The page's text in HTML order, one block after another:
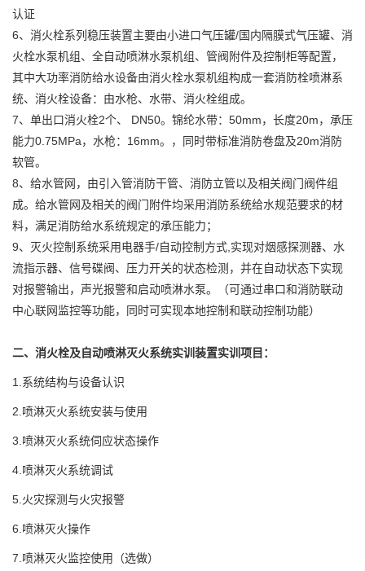
认证
6、消火栓系列稳压装置主要由小进口气压罐/国内隔膜式气压罐、消
火栓水泵机组、全自动喷淋水泵机组、管阀附件及控制柜等配置，
其中大功率消防给水设备由消火栓水泵机组构成一套消防栓喷淋系
统、消火栓设备：由水枪、水带、消火栓组成。
7、单出口消火栓2个、 DN50。锦纶水带：50mm，长度20m，承压
能力0.75MPa，水枪：16mm。，同时带标准消防卷盘及20m消防
软管。
8、给水管网，由引入管消防干管、消防立管以及相关阀门阀件组
成。给水管网及相关的阀门附件均采用消防系统给水规范要求的材
料，满足消防给水系统规定的承压能力；
9、灭火控制系统采用电器手/自动控制方式,实现对烟感探测器、水
流指示器、信号碟阀、压力开关的状态检测，并在自动状态下实现
对报警输出，声光报警和启动喷淋水泵。（可通过串口和消防联动
中心联网监控等功能，同时可实现本地控制和联动控制功能）
二、消火栓及自动喷淋灭火系统实训装置实训项目：
1.系统结构与设备认识
2.喷淋灭火系统安装与使用
3.喷淋灭火系统伺应状态操作
4.喷淋灭火系统调试
5.火灾探测与火灾报警
6.喷淋灭火操作
7.喷淋灭火监控使用（选做）